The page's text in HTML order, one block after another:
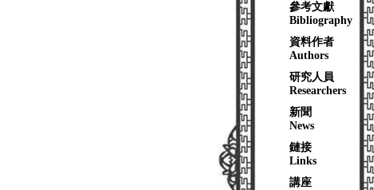
參考文獻
Bibliography
資料作者
Authors
研究人員
Researchers
新聞
News
鏈接
Links
講座